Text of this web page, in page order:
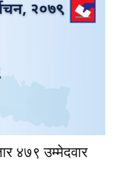
४७९ उम्मेदवार